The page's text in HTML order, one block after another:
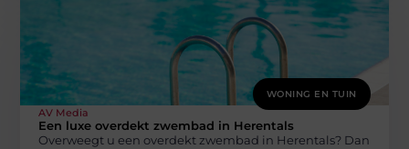
WONING EN TUIN
AV Media
Een luxe overdekt zwembad in Herentals
Overweegt u een overdekt zwembad in Herentals? Dan